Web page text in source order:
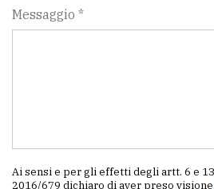
Messaggio *
Ai sensi e per gli effetti degli artt. 6 e
2016/679 dichiaro di aver preso visione